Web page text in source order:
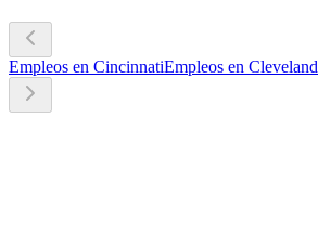
Empleos en CincinnatiEmpleos en Cleveland